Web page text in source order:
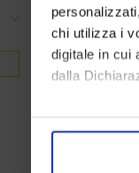
chi utilizza i
digitale in cui
dalla
Con il tuo